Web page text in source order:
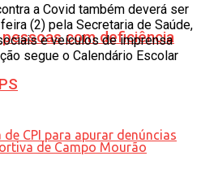
com deficiência
a Covid também deverá ser
(2) pela Secretaria de Saúde,
e veículos de imprensa
segue o Calendário Escolar